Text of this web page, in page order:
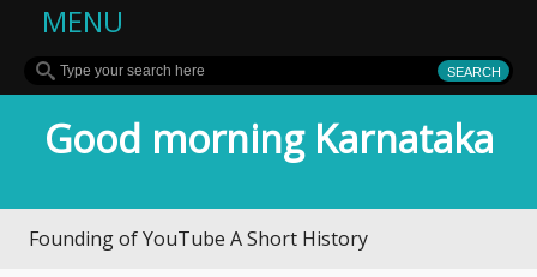
MENU
Good morning Karnataka
of YouTube A Short History